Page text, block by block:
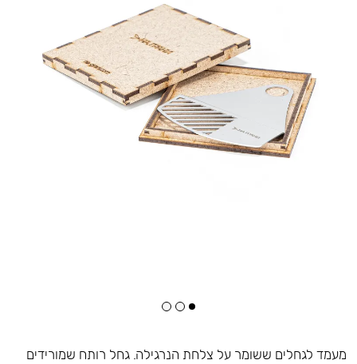
מעמד לגחלים ששומר על צלחת הנרגילה. גחל רותח שמורידים